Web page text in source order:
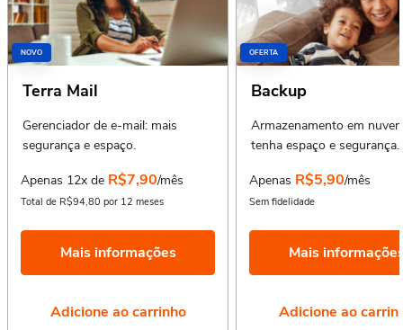
NOVO
Terra Mail
Gerenciador de e-mail: mais
segurança e espaço.
Apenas 12x de R$7,90/mês
Total de R$94,80 por 12 meses
Mais informações
Adicione ao carrinho
OFERTA
Backup
Armazenamento em
tenha espaço e segurança.
Apenas R$5,90/mês
Sem fidelidade
Mais
Adicione ao